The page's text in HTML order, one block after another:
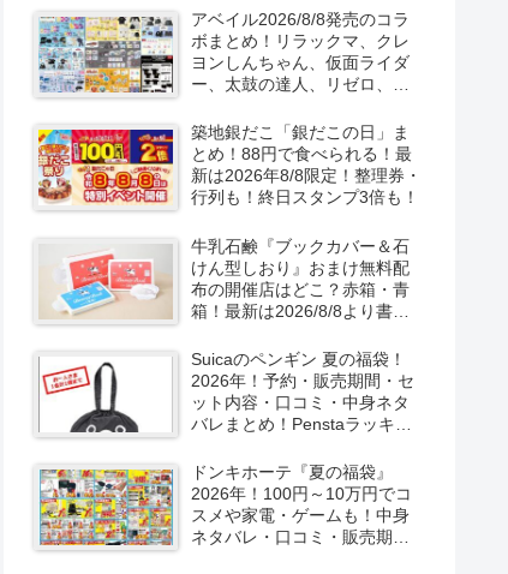
アベイル2026/8/8発売のコラ
ボまとめ！リラックマ、クレ
ヨンしんちゃん、仮面ライダ
ー、太鼓の達人、リゼロ、テ
口コミ、入荷数、行列、売り
切れ、整理券は？
築地銀だこ「銀だこの日」ま
とめ！88円で食べられる！最
新は2026年8/8限定！整理券・
行列も！終日スタンプ3倍も！
牛乳石鹸『ブックカバー＆石
けん型しおり』おまけ無料配
布の開催店はどこ？赤箱・青
箱！最新は2026/8/8より書店
Suicaのペンギン 夏の福袋！
2026年！予約・販売期間・セ
ット内容・口コミ・中身ネタ
バレまとめ！Penstaラッキー
2026/8/8より新発売！
ドンキホーテ『夏の福袋』
2026年！100円～10万円でコ
スメや家電・ゲームも！中身
ネタバレ・口コミ・販売期